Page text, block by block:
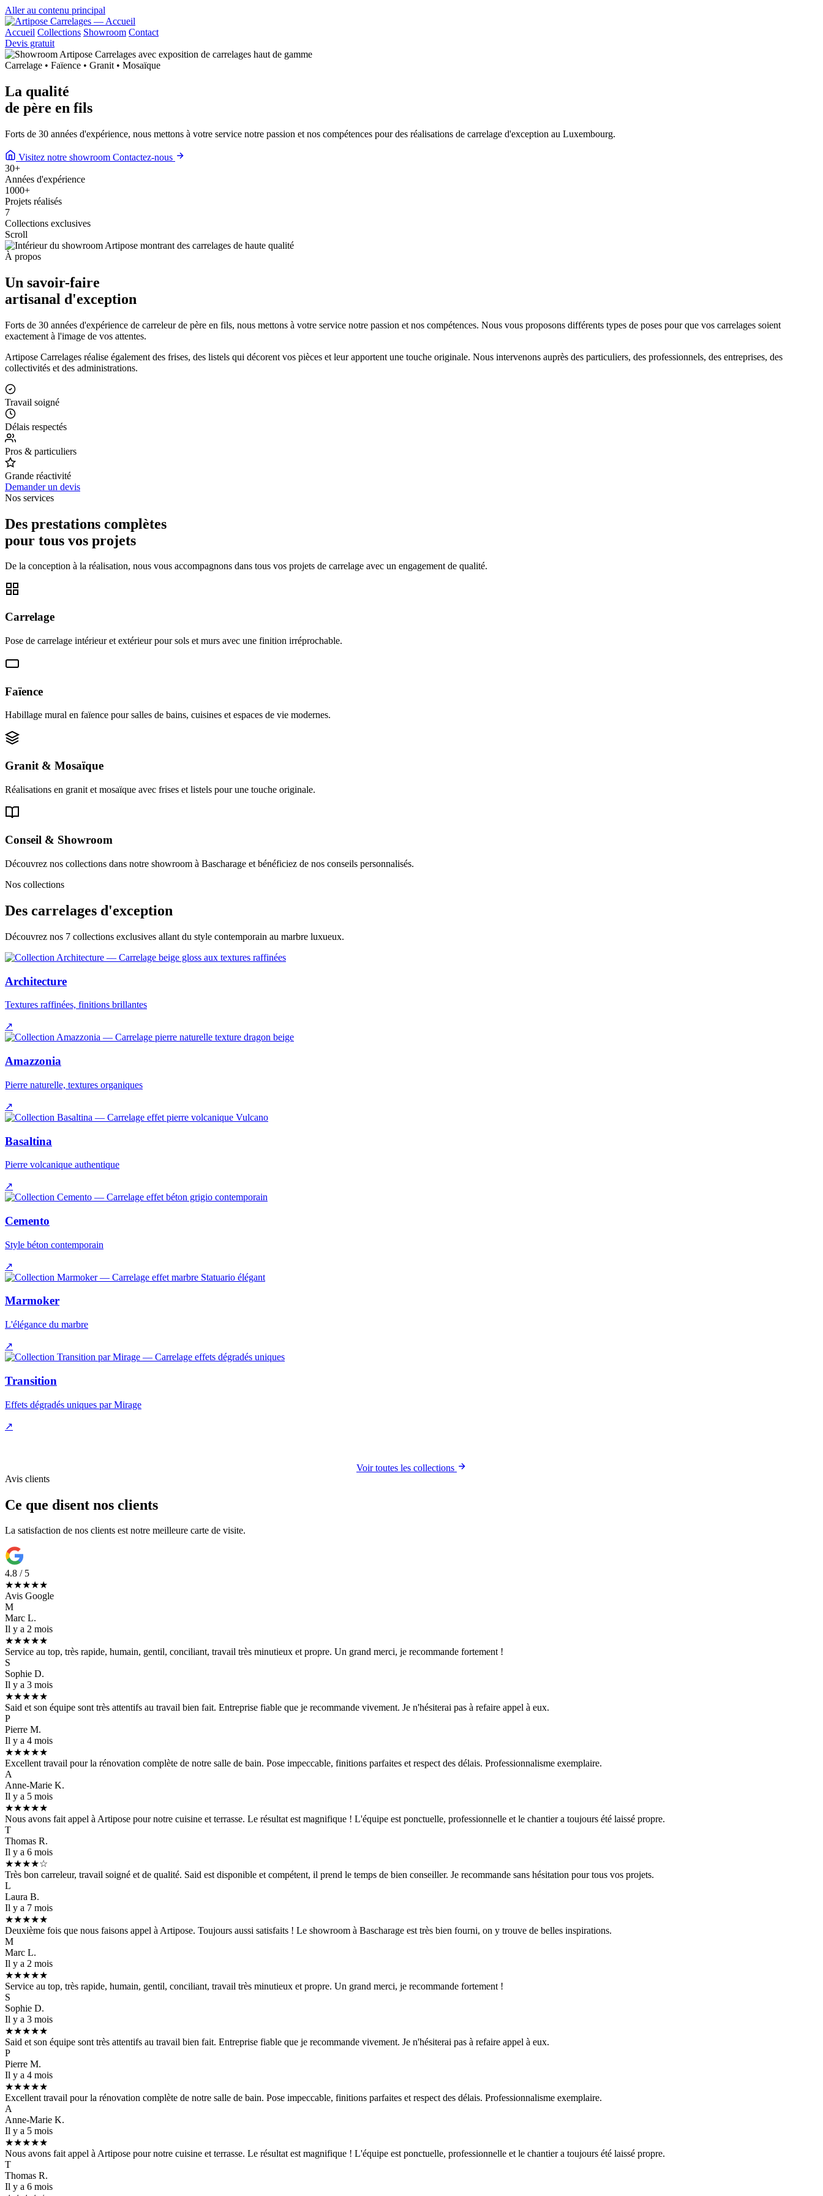
Aller au contenu principal
Accueil Collections Showroom Contact
Devis gratuit
Carrelage • Faïence • Granit • Mosaïque
La qualité
de père en fils
Forts de 30 années d'expérience, nous mettons à votre service notre passion et nos compétences pour des réalisations de carrelage d'exception au Luxembourg.
Visitez notre showroom Contactez-nous
30+
Années d'expérience
1000+
Projets réalisés
7
Collections exclusives
Scroll
À propos
Un savoir-faire
artisanal d'exception
Forts de 30 années d'expérience de carreleur de père en fils, nous mettons à votre service notre passion et nos compétences. Nous vous proposons différents types de poses pour que vos carrelages soient
exactement à l'image de vos attentes.
Artipose Carrelages réalise également des frises, des listels qui décorent vos pièces et leur apportent une touche originale. Nous intervenons auprès des particuliers, des professionnels, des entreprises, des
collectivités et des administrations.
Travail soigné
Délais respectés
Pros & particuliers
Grande réactivité
Demander un devis
Nos services
Des prestations complètes
pour tous vos projets
De la conception à la réalisation, nous vous accompagnons dans tous vos projets de carrelage avec un engagement de qualité.
Carrelage
Pose de carrelage intérieur et extérieur pour sols et murs avec une finition irréprochable.
Faïence
Habillage mural en faïence pour salles de bains, cuisines et espaces de vie modernes.
Granit & Mosaïque
Réalisations en granit et mosaïque avec frises et listels pour une touche originale.
Conseil & Showroom
Découvrez nos collections dans notre showroom à Bascharage et bénéficiez de nos conseils personnalisés.
Nos collections
Des carrelages d'exception
Découvrez nos 7 collections exclusives allant du style contemporain au marbre luxueux.
Architecture
Textures raffinées, finitions brillantes
↗
Amazzonia
Pierre naturelle, textures organiques
↗
Basaltina
Pierre volcanique authentique
↗
Cemento
Style béton contemporain
↗
Marmoker
L'élégance du marbre
↗
Transition
Effets dégradés uniques par Mirage
↗
Voir toutes les collections
Avis clients
Ce que disent nos clients
La satisfaction de nos clients est notre meilleure carte de visite.
4.8 / 5
★★★★★
Avis Google
M
Marc L.
Il y a 2 mois
★★★★★
Service au top, très rapide, humain, gentil, conciliant, travail très minutieux et propre. Un grand merci, je recommande fortement !
S
Sophie D.
Il y a 3 mois
★★★★★
Said et son équipe sont très attentifs au travail bien fait. Entreprise fiable que je recommande vivement. Je n'hésiterai pas à refaire appel à eux.
P
Pierre M.
Il y a 4 mois
★★★★★
Excellent travail pour la rénovation complète de notre salle de bain. Pose impeccable, finitions parfaites et respect des délais. Professionnalisme exemplaire.
A
Anne-Marie K.
Il y a 5 mois
★★★★★
Nous avons fait appel à Artipose pour notre cuisine et terrasse. Le résultat est magnifique ! L'équipe est ponctuelle, professionnelle et le chantier a toujours été laissé propre.
T
Thomas R.
Il y a 6 mois
★★★★☆
Très bon carreleur, travail soigné et de qualité. Said est disponible et compétent, il prend le temps de bien conseiller. Je recommande sans hésitation pour tous vos projets.
L
Laura B.
Il y a 7 mois
★★★★★
Deuxième fois que nous faisons appel à Artipose. Toujours aussi satisfaits ! Le showroom à Bascharage est très bien fourni, on y trouve de belles inspirations.
M
Marc L.
Il y a 2 mois
★★★★★
Service au top, très rapide, humain, gentil, conciliant, travail très minutieux et propre. Un grand merci, je recommande fortement !
S
Sophie D.
Il y a 3 mois
★★★★★
Said et son équipe sont très attentifs au travail bien fait. Entreprise fiable que je recommande vivement. Je n'hésiterai pas à refaire appel à eux.
P
Pierre M.
Il y a 4 mois
★★★★★
Excellent travail pour la rénovation complète de notre salle de bain. Pose impeccable, finitions parfaites et respect des délais. Professionnalisme exemplaire.
A
Anne-Marie K.
Il y a 5 mois
★★★★★
Nous avons fait appel à Artipose pour notre cuisine et terrasse. Le résultat est magnifique ! L'équipe est ponctuelle, professionnelle et le chantier a toujours été laissé propre.
T
Thomas R.
Il y a 6 mois